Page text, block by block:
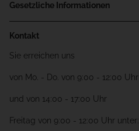
Gesetzliche Informationen
Kontakt
Sie erreichen uns
von Mo. - Do. von 9:00 - 12:00 Uhr
und von 14:00 - 17:00 Uhr
Freitag von 9:00 - 12:00 Uhr unter: